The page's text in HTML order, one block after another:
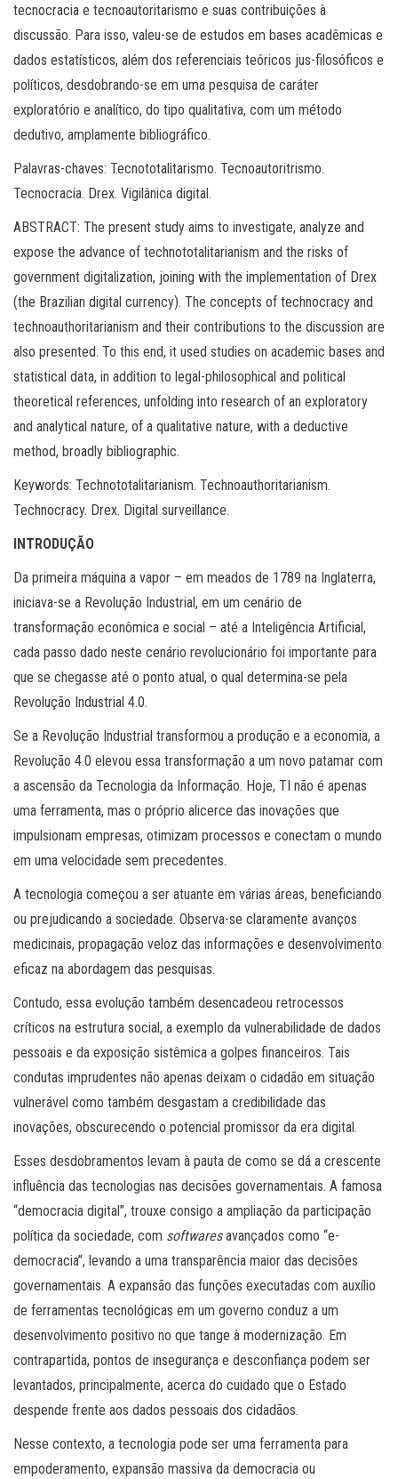
tecnocracia e tecnoautoritarismo e suas contribuições à
discussão. Para isso, valeu-se de estudos em bases acadêmicas e
dados estatísticos, além dos referenciais teóricos jus-filosóficos e
políticos, desdobrando-se em uma pesquisa de caráter
exploratório e analítico, do tipo qualitativa, com um método
dedutivo, amplamente bibliográfico.
Palavras-chaves: Tecnototalitarismo. Tecnoautoritrismo.
Tecnocracia. Drex. Vigilânica digital.
ABSTRACT: The present study aims to investigate, analyze and
expose the advance of technototalitarianism and the risks of
government digitalization, joining with the implementation of Drex
(the Brazilian digital currency). The concepts of technocracy and
technoauthoritarianism and their contributions to the discussion are
also presented. To this end, it used studies on academic bases and
statistical data, in addition to legal-philosophical and political
theoretical references, unfolding into research of an exploratory
and analytical nature, of a qualitative nature, with a deductive
method, broadly bibliographic.
Keywords: Technototalitarianism. Technoauthoritarianism.
Technocracy. Drex. Digital surveillance.
INTRODUÇÃO
Da primeira máquina a vapor – em meados de 1789 na Inglaterra,
iniciava-se a Revolução Industrial, em um cenário de
transformação econômica e social – até a Inteligência Artificial,
cada passo dado neste cenário revolucionário foi importante para
que se chegasse até o ponto atual, o qual determina-se pela
Revolução Industrial 4.0.
Se a Revolução Industrial transformou a produção e a economia, a
Revolução 4.0 elevou essa transformação a um novo patamar com
a ascensão da Tecnologia da Informação. Hoje, TI não é apenas
uma ferramenta, mas o próprio alicerce das inovações que
impulsionam empresas, otimizam processos e conectam o mundo
em uma velocidade sem precedentes.
A tecnologia começou a ser atuante em várias áreas, beneficiando
ou prejudicando a sociedade. Observa-se claramente avanços
medicinais, propagação veloz das informações e desenvolvimento
eficaz na abordagem das pesquisas.
Contudo, essa evolução também desencadeou retrocessos
críticos na estrutura social, a exemplo da vulnerabilidade de dados
pessoais e da exposição sistêmica a golpes financeiros. Tais
condutas imprudentes não apenas deixam o cidadão em situação
vulnerável como também desgastam a credibilidade das
inovações, obscurecendo o potencial promissor da era digital.
Esses desdobramentos levam à pauta de como se dá a crescente
influência das tecnologias nas decisões governamentais. A famosa
“democracia digital”, trouxe consigo a ampliação da participação
política da sociedade, com softwaresavançados como “e-
democracia”, levando a uma transparência maior das decisões
governamentais. A expansão das funções executadas com auxílio
de ferramentas tecnológicas em um governo conduz a um
desenvolvimento positivo no que tange à modernização. Em
contrapartida, pontos de insegurança e desconfiança podem ser
levantados, principalmente, acerca do cuidado que o Estado
despende frente aos dados pessoais dos cidadãos.
Nesse contexto, a tecnologia pode ser uma ferramenta para
empoderamento, expansão massiva da democracia ou